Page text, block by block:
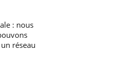
: nous
réseau